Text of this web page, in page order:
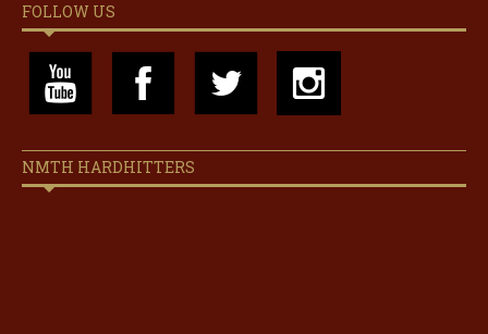
FOLLOW US
NMTH HARDHITTERS